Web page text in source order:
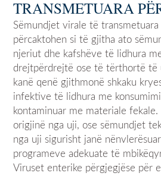
TRANSMETUARA
Sëmundjet virale të
përcaktohen si të gjitha ato
njeriut dhe kafshëve të lidhura
drejtpërdrejtë ose të tërthortë të
kanë qenë gjithmonë shkaku
infektive të lidhura me
kontaminuar me materiale
origjinë nga uji, ose sëmundjet
nga uji sigurisht janë
programeve adekuate të
Viruset enterike përgjegjëse për